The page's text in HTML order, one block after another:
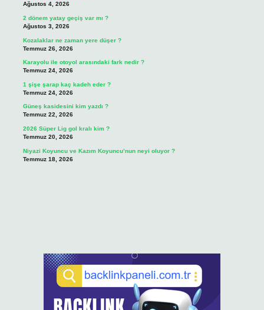
Ağustos 4, 2026
2 dönem yatay geçiş var mı ?
Ağustos 3, 2026
Kozalaklar ne zaman yere düşer ?
Temmuz 26, 2026
Karayolu ile otoyol arasındaki fark nedir ?
Temmuz 24, 2026
1 şişe şarap kaç kadeh eder ?
Temmuz 24, 2026
Güneş kasidesini kim yazdı ?
Temmuz 22, 2026
2026 Süper Lig gol kralı kim ?
Temmuz 20, 2026
Niyazi Koyuncu ve Kazım Koyuncu’nun neyi oluyor ?
Temmuz 18, 2026